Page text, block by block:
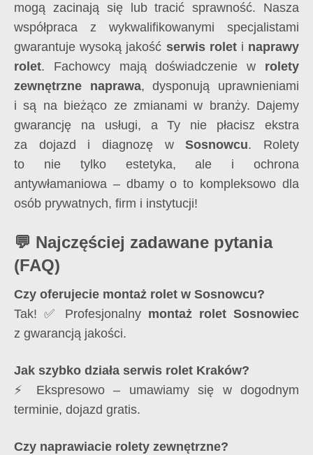
mogą zacinają się lub tracić sprawność. Nasza
współpraca z wykwalifikowanymi specjalistami
gwarantuje wysoką jakość serwis roleti naprawy
rolet. Fachowcy mają doświadczenie w rolety
zewnętrzne naprawa, dysponują uprawnieniami
i są na bieżąco ze zmianami w branży. Dajemy
gwarancję na usługi, a Ty nie płacisz ekstra
za dojazd i diagnozę wSosnowcu. Rolety
to nie tylko estetyka, ale i ochrona
antywłamaniowa – dbamy o to kompleksowo dla
osób prywatnych, firm i instytucji!
💬 Najczęściej zadawane pytania
(FAQ)
Czy oferujecie montaż rolet w Sosnowcu?
Tak! ✅ Profesjonalny montaż rolet Sosnowiec
z gwarancją jakości.
Jak szybko działa serwis rolet Kraków?
⚡ Ekspresowo – umawiamy się w dogodnym
terminie, dojazd gratis.
Czy naprawiacie rolety zewnętrzne?